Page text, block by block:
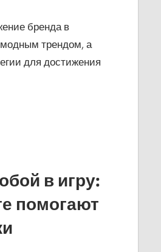
бренда в
модным трендом, а
для достижения
в игру:
помогают